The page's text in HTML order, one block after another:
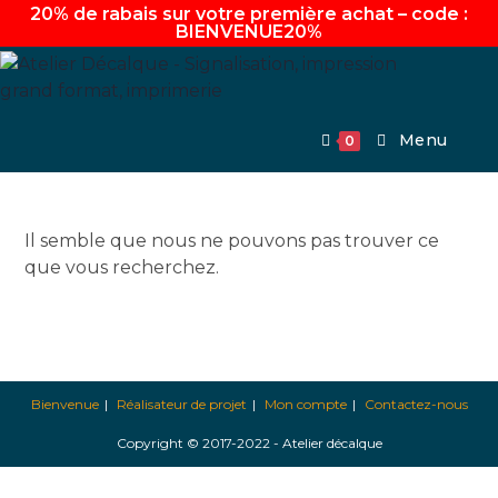
20% de rabais sur votre première achat – code :
BIENVENUE20%
Aller
contenu
0 Menu
Il semble que nous ne pouvons pas trouver ce
que vous recherchez.
Bienvenue Réalisateur de projet Mon compte Contactez-nous
Copyright © 2017-2022 - Atelier décalque